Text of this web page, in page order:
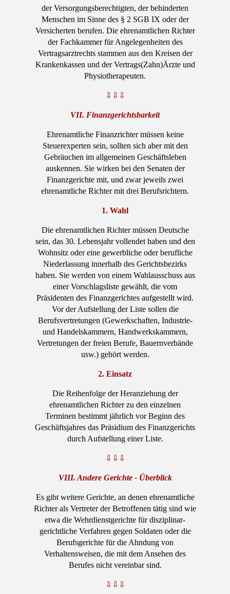
der Versorgungsberechtigten, der behinderten
Menschen im Sinne des § 2 SGB IX oder der
Versicherten berufen. Die ehrenamtlichen Richter
der Fachkammer für Angelegenheiten des
Vertragsarztrechts stammen aus den Kreisen der
Krankenkassen und der Vertrags(Zahn)Ärzte und
Physiotherapeuten.
⇩⇩⇩
VII. Finanzgerichtsbarkeit
Ehrenamtliche Finanzrichter müssen keine
Steuerexperten sein, sollten sich aber mit den
Gebräuchen im allgemeinen Geschäftsleben
auskennen. Sie wirken bei den Senaten der
Finanzgerichte mit, und zwar jeweils zwei
ehrenamtliche Richter mit drei Berufsrichtern.
1. Wahl
Die ehrenamtlichen Richter müssen Deutsche
sein, das 30. Lebensjahr vollendet haben und den
Wohnsitz oder eine gewerbliche oder berufliche
Niederlassung innerhalb des Gerichtsbezirks
haben. Sie werden von einem Wahlausschuss aus
einer Vorschlagsliste gewählt, die vom
Präsidenten des Finanzgerichtes aufgestellt wird.
Vor der Aufstellung der Liste sollen die
Berufsvertretungen (Gewerkschaften, Industrie-
und Handelskammern, Handwerkskammern,
Vertretungen der freien Berufe, Bauernverbände
usw.) gehört werden.
2. Einsatz
Die Reihenfolge der Heranziehung der
ehrenamtlichen Richter zu den einzelnen
Terminen bestimmt jährlich vor Beginn des
Geschäftsjahres das Präsidium des Finanzgerichts
durch Aufstellung einer Liste.
⇩⇩⇩
VIII. Andere Gerichte - Überblick
Es gibt weitere Gerichte, an denen ehrenamtliche
Richter als Vertreter der Betroffenen tätig sind wie
etwa die Wehrdienstgerichte für disziplinar-
gerichtliche Verfahren gegen Soldaten oder die
Berufsgerichte für die Ahndung von
Verhaltensweisen, die mit dem Ansehen des
Berufes nicht vereinbar sind.
⇩⇩⇩